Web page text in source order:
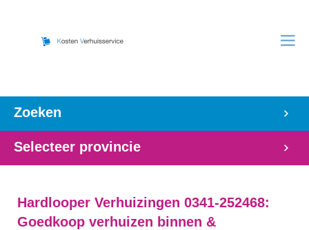
Zoeken
Selecteer provincie
Hardlooper Verhuizingen 0341-252468:
Goedkoop verhuizen binnen &